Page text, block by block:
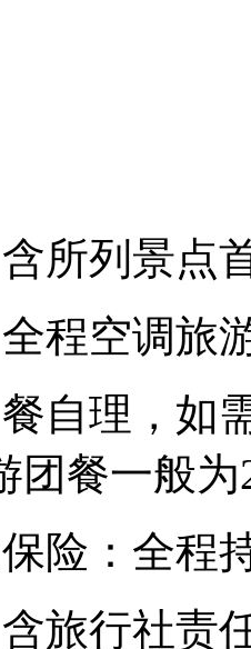
所列景点
程空调旅
自理，如
团餐一般为
险：全程
旅行社责